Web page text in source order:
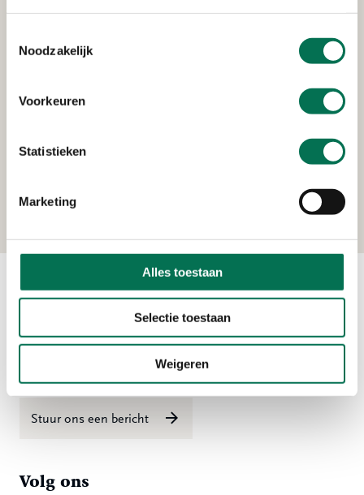
Noodzakelijk
Voorkeuren
Statistieken
Marketing
Alles toestaan
Selectie toestaan
Weigeren
P.W. en A.P. Van den Hoek
Westdijk 50, 3274 KG Heinenoord
FrieslandCampina Nederland
Lageweg 4, 3299 AL Maasdam
Ma t/m vr 08:00 tot 16:30 uur
Stuur ons een bericht
Volg ons